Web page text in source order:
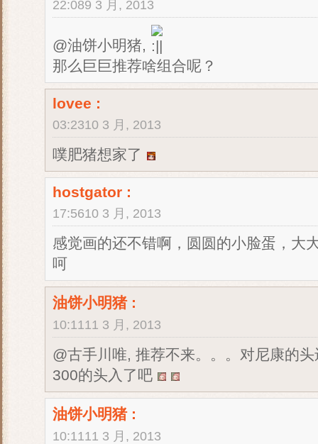
22:089 3 月, 2013
@油饼小明猪,
那么巨巨推荐啥组合呢？
lovee :
03:2310 3 月, 2013
噗肥猪想家了
hostgator :
17:5610 3 月, 2013
感觉画的还不错啊，圆圆的小脸蛋，大
呵
油饼小明猪:
10:1111 3 月, 2013
@古手川唯, 推荐不来。。。对尼康的
300的头入了吧
油饼小明猪:
10:1111 3 月, 2013